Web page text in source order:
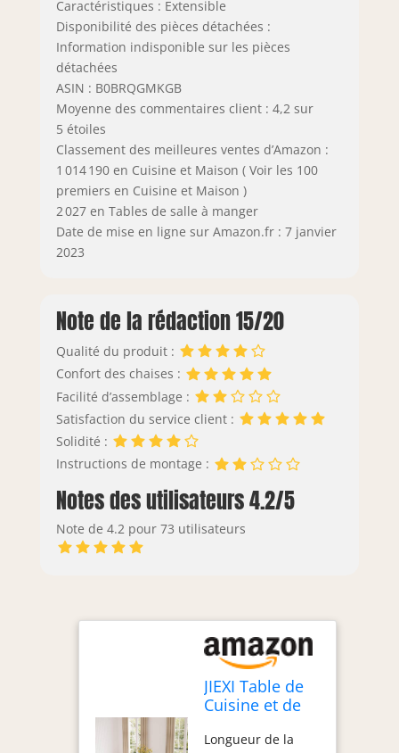
Caractéristiques : Extensible
Disponibilité des pièces détachées :
Information indisponible sur les pièces
détachées
ASIN : B0BRQGMKGB
Moyenne des commentaires client : 4,2 sur
5 étoiles
Classement des meilleures ventes d’Amazon :
1 014 190 en Cuisine et Maison ( Voir les 100
premiers en Cuisine et Maison )
2 027 en Tables de salle à manger
Date de mise en ligne sur Amazon.fr : 7 janvier
2023
Note de la rédaction 15/20
Qualité du produit :
Confort des chaises :
Facilité d’assemblage :
Satisfaction du service client :
Solidité :
Instructions de montage :
Notes des utilisateurs 4.2/5
Note de 4.2 pour 73 utilisateurs
JIEXI Table de
Cuisine et de
pour 6-8, Table
Longueur de la